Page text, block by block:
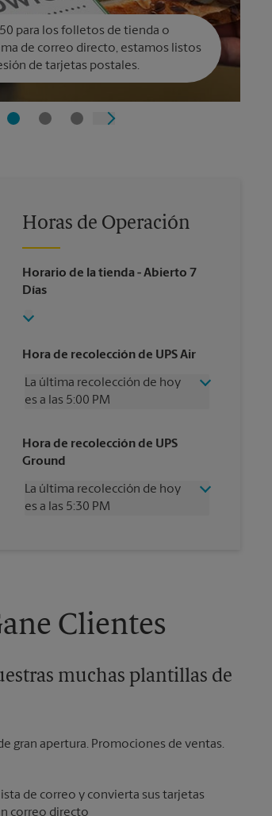
para los folletos de tienda o
de correo directo, estamos listos
de tarjetas postales.
Horas de Operación
Horario de la tienda - Abierto 7
Días
Hora de recolección de UPS Air
La última recolección de hoy
es a las 5:00 PM
Jueves
5:00 PM
Viernes
Sábado
2:30 PM
Domingo
Sin Recolección
Hora de recolección de UPS
Ground
La última recolección de hoy
es a las 5:30 PM
Domingo
Lunes
5:30 PM
Clientes
muchas plantillas de
gran apertura. Promociones de ventas.
de correo y convierta sus tarjetas
correo directo